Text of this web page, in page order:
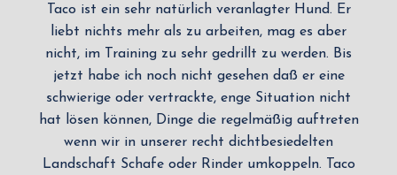
Taco ist ein sehr natürlich veranlagter Hund. Er
liebt nichts mehr als zu arbeiten, mag es aber
nicht, im Training zu sehr gedrillt zu werden. Bis
jetzt habe ich noch nicht gesehen daß er eine
schwierige oder vertrackte, enge Situation nicht
hat lösen können, Dinge die regelmäßig auftreten
wenn wir in unserer recht dichtbesiedelten
Landschaft Schafe oder Rinder umkoppeln. Taco